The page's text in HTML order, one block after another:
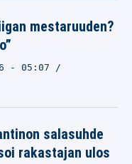
mestaruuden?
- 05:07
salasuhde
rakastajan ulos